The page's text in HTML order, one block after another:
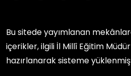
Bu sitede yayımlanan
içerikler, ilgili İl Millî Eğitim
hazırlanarak sisteme